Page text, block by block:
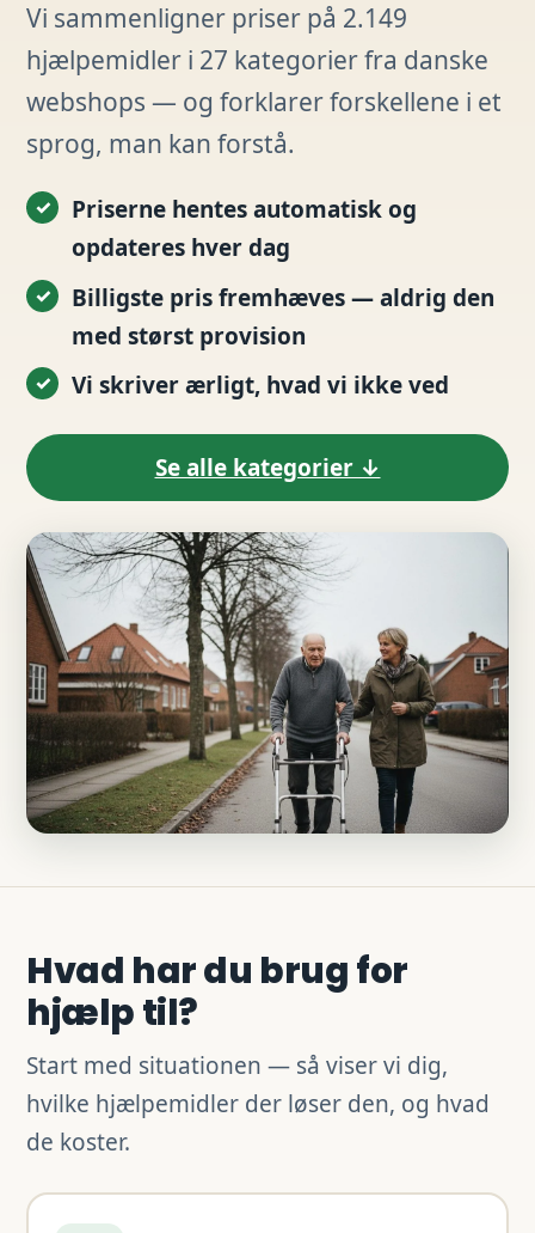
Vi sammenligner priser på 2.149
hjælpemidler i 27 kategorier fra danske
webshops — og forklarer forskellene i et
sprog, man kan forstå.
Priserne hentes automatisk og
opdateres hver dag
Billigste pris fremhæves — aldrig den
med størst provision
Vi skriver ærligt, hvad vi ikke ved
Se alle kategorier ↓
Hvad har du brug for
hjælp til?
Start med situationen — så viser vi dig,
hvilke hjælpemidler der løser den, og hvad
de koster.